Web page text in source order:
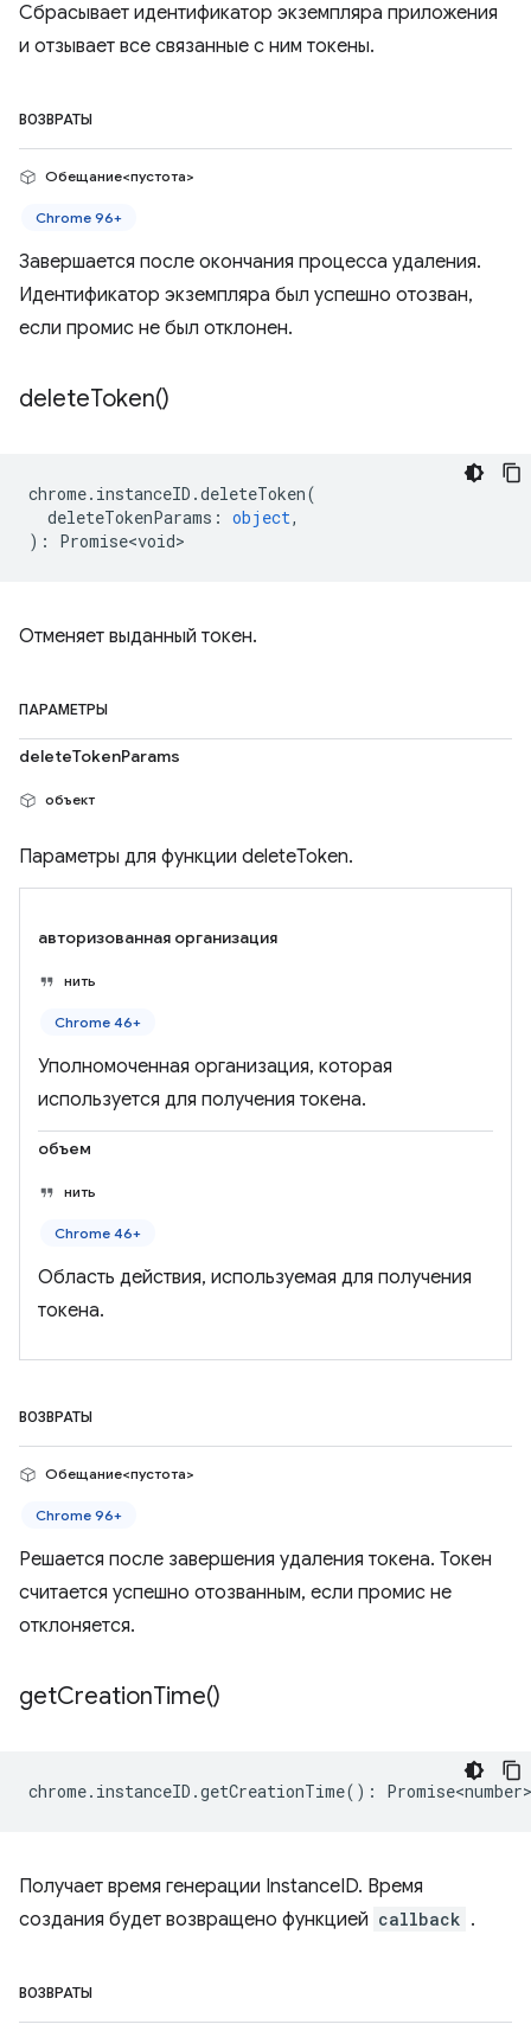
Сбрасывает идентификатор экземпляра приложения
и отзывает все связанные с ним токены.
ВОЗВРАТЫ
Обещание<пустота>
Chrome 96+
Завершается после окончания процесса удаления.
Идентификатор экземпляра был успешно отозван,
если промис не был отклонен.
deleteToken()
chrome. instanceID .deleteToken(
deleteTokenParams : object,
) : Promise<void>
Отменяет выданный токен.
ПАРАМЕТРЫ
deleteTokenParams
объект
Параметры для функции deleteToken.
авторизованная организация
нить
Chrome 46+
Уполномоченная организация, которая
используется для получения токена.
объем
нить
Chrome 46+
Область действия, используемая для получения
токена.
ВОЗВРАТЫ
Обещание<пустота>
Chrome 96+
Решается после завершения удаления токена. Токен
считается успешно отозванным, если промис не
отклоняется.
getCreationTime()
chrome. instanceID .getCreationTime() : Promise<number>
Получает время генерации InstanceID. Время
создания будет возвращено функцией callback .
ВОЗВРАТЫ